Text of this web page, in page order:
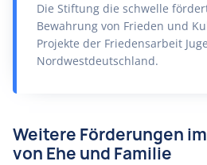
Die Stiftung die schwelle
Bewahrung von Frieden und
Projekte der Friedensarbeit
Nordwestdeutschland.
Weitere Förderungen
von Ehe und Familie